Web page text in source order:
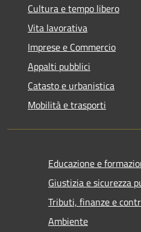
Cultura e tempo libero
Vita lavorativa
Imprese e Commercio
Appalti pubblici
Catasto e urbanistica
Mobilità e trasporti
Educazione e
Giustizia e sicurezza
Tributi, finanze e
Ambiente